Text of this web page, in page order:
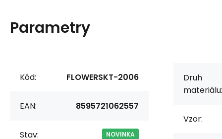
Parametry
Kód: FLOWERSKT-2006
EAN: 8595721062557
Stav: NOVINKA
Druh
materiálu:
Vzor: